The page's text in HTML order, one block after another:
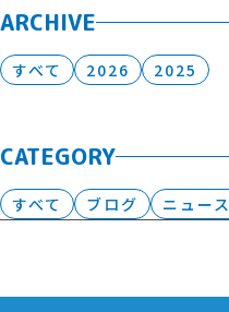
ARCHIVE
すべて 2026 2025
CATEGORY
すべて ブログ ニュース